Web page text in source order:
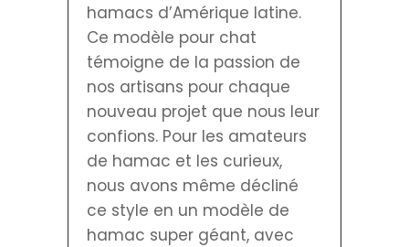
hamacs d’Amérique latine.
Ce modèle pour chat
témoigne de la passion de
nos artisans pour chaque
nouveau projet que nous leur
confions. Pour les amateurs
de hamac et les curieux,
nous avons même décliné
ce style en un modèle de
hamac super géant, avec